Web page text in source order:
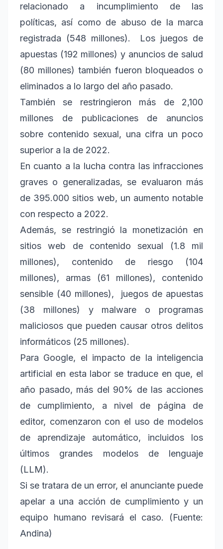
relacionado a incumplimiento de las
políticas, así como de abuso de la marca
registrada (548 millones). Los juegos de
apuestas (192 millones) y anuncios de salud
(80 millones) también fueron bloqueados o
eliminados a lo largo del año pasado.
También se restringieron más de 2,100
millones de publicaciones de anuncios
sobre contenido sexual, una cifra un poco
superior a la de 2022.
En cuanto a la lucha contra las infracciones
graves o generalizadas, se evaluaron más
de 395.000 sitios web, un aumento notable
con respecto a 2022.
Además, se restringió la monetización en
sitios web de contenido sexual (1.8 mil
millones), contenido de riesgo (104
millones), armas (61 millones), contenido
sensible (40 millones), juegos de apuestas
(38 millones) y malware o programas
maliciosos que pueden causar otros delitos
informáticos (25 millones).
Para Google, el impacto de la inteligencia
artificial en esta labor se traduce en que, el
año pasado, más del 90% de las acciones
de cumplimiento, a nivel de página de
editor, comenzaron con el uso de modelos
de aprendizaje automático, incluidos los
últimos grandes modelos de lenguaje
(LLM).
Si se tratara de un error, el anunciante puede
apelar a una acción de cumplimiento y un
equipo humano revisará el caso. (Fuente:
Andina)